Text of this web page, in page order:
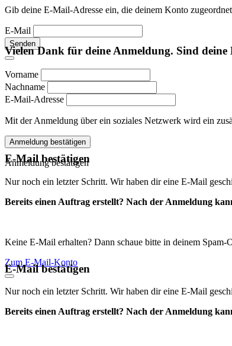
Gib deine E-Mail-Adresse ein, die deinem Konto
E-Mail
Senden
Vielen Dank für deine Anmeldung. Sind
Vorname
Nachname
E-Mail-Adresse
Mit der Anmeldung über ein soziales Netzwerk wird ein
Anmeldung bestätigen
Anmeldung bestätigen
E-Mail bestätigen
Nur noch ein letzter Schritt. Wir haben dir eine E-Mail
Bereits einen Auftrag erstellt? Nach der Anmeldung
Keine E-Mail erhalten? Dann schaue bitte in deinem Spam-
Zum E-Mail-Konto
E-Mail bestätigen
Nur noch ein letzter Schritt. Wir haben dir eine E-Mail
Bereits einen Auftrag erstellt? Nach der Anmeldung